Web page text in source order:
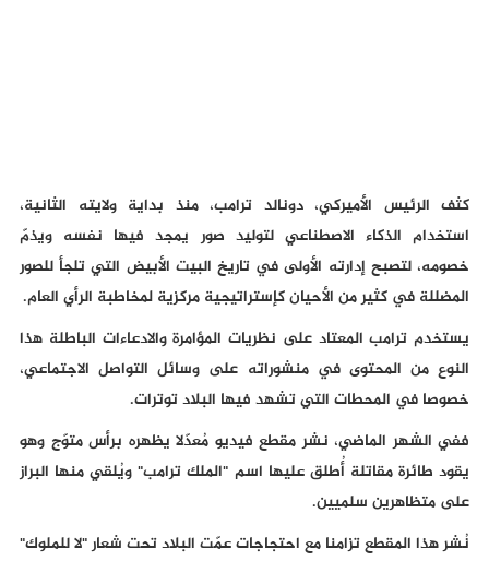
كثف الرئيس الأميركي، دونالد ترامب، منذ بداية ولايته الثانية،
استخدام الذكاء الاصطناعي لتوليد صور يمجد فيها نفسه ويذمّ
خصومه، لتصبح إدارته الأولى في تاريخ البيت الأبيض التي تلجأ للصور
المضللة في كثير من الأحيان كإستراتيجية مركزية لمخاطبة الرأي العام.
يستخدم ترامب المعتاد على نظريات المؤامرة والادعاءات الباطلة هذا
النوع من المحتوى في منشوراته على وسائل التواصل الاجتماعي،
خصوصا في المحطات التي تشهد فيها البلاد توترات.
ففي الشهر الماضي، نشر مقطع فيديو مُعدّلا يظهره برأس متوّج وهو
يقود طائرة مقاتلة أُطلق عليها اسم "الملك ترامب" ويُلقي منها البراز
على متظاهرين سلميين.
نُشر هذا المقطع تزامنا مع احتجاجات عمّت البلاد تحت شعار "لا للملوك"